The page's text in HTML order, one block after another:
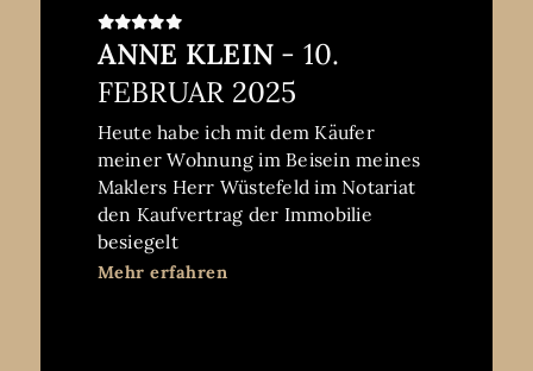
ANNE KLEIN - 10.
FEBRUAR 2025
Heute habe ich mit dem Käufer
meiner Wohnung im Beisein meines
Maklers Herr Wüstefeld im Notariat
den Kaufvertrag der Immobilie
besiegelt
Dies war das Ziel eines äußerst
Mehr erfahren